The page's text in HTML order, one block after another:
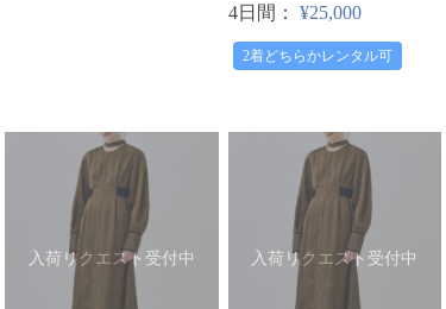
4日間： ¥25,000
2着どちらかレンタル可
入荷リクエスト受付中 入荷リクエスト受付中